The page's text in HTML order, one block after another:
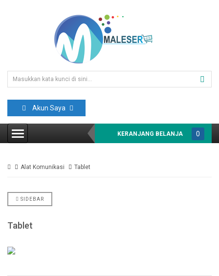
Akun Saya
KERANJANG BELANJA
0
Alat Komunikasi Tablet
SIDEBAR
Tablet